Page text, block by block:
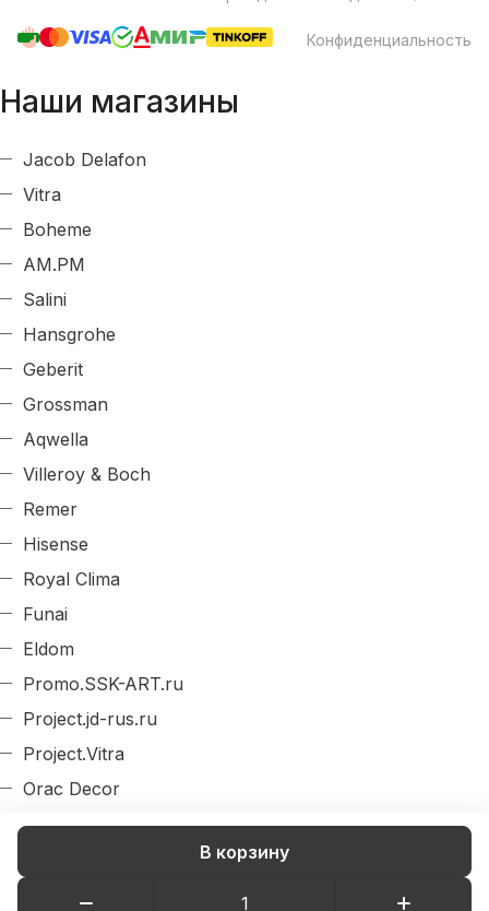
В корзину
Конфиденциальность
Наши магазины
Jacob Delafon
Vitra
Boheme
AM.PM
Salini
Hansgrohe
Geberit
Grossman
Aqwella
Villeroy & Boch
Remer
Hisense
Royal Clima
Funai
Eldom
Promo.SSK-ART.ru
Project.jd-rus.ru
Project.Vitra
Orac Decor
Evroplast